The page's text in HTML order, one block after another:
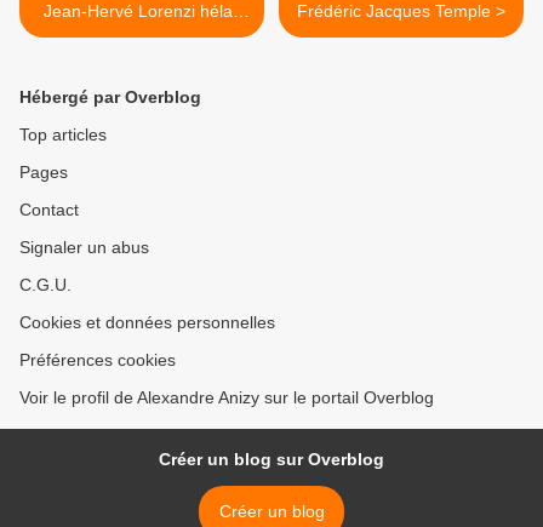
Jean-Hervé Lorenzi hélas
sévit toujours
Frédéric Jacques Temple >
Hébergé par Overblog
Top articles
Pages
Contact
Signaler un abus
C.G.U.
Cookies et données personnelles
Préférences cookies
Voir le profil de Alexandre Anizy sur le portail Overblog
Créer un blog sur Overblog
Créer un blog